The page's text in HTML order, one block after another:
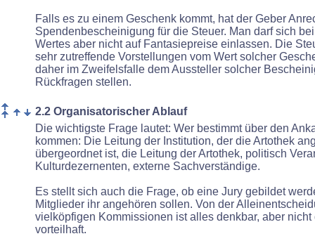
Falls es zu einem Geschenk kommt, hat der Geber
Spendenbescheinigung für die Steuer. Man darf sich
Wertes aber nicht auf Fantasiepreise einlassen. Die
sehr zutreffende Vorstellungen vom Wert solcher
daher im Zweifelsfalle dem Aussteller solcher
Rückfragen stellen.
2.2 Organisatorischer Ablauf
Die wichtigste Frage lautet: Wer bestimmt über den
kommen: Die Leitung der Institution, der die Artothek
übergeordnet ist, die Leitung der Artothek, politisch
Kulturdezernenten, externe Sachverständige.
Es stellt sich auch die Frage, ob eine Jury gebildet
Mitglieder ihr angehören sollen. Von der
vielköpfigen Kommissionen ist alles denkbar, aber
vorteilhaft.